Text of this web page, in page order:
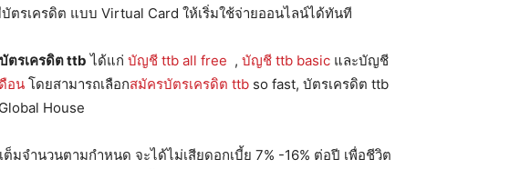
ตรเครดิต แบบ Virtual Card ให้เริ่มใช้จ่ายออนไลน์ได้ทันที
ตรเครดิตttb ได้แก่ บัญชี ttb all free , บัญชี ttb basic และบัญชี
อน โดยสามารถเลือกสมัครบัตรเครดิต ttb so fast, บัตรเครดิต ttb
House
มจำนวนตามกำหนด จะได้ไม่เสียดอกเบี้ย 7% -16% ต่อปี เพื่อชีวิต